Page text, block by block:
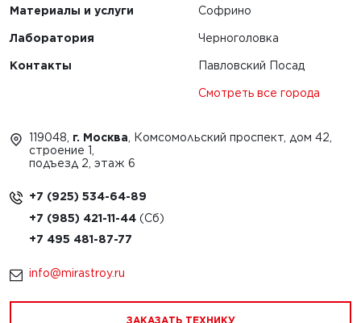
Материалы и услуги
Лаборатория
Контакты
Софрино
Черноголовка
Павловский Посад
Смотреть все города
119048, г. Москва , Комсомольский проспект, дом 42,
строение 1,
подъезд 2, этаж 6
+7 (925) 534-64-89
+7 (985) 421-11-44
+7 495 481-87-77
info@mirastroy.ru
ЗАКАЗАТЬ ТЕХНИКУ